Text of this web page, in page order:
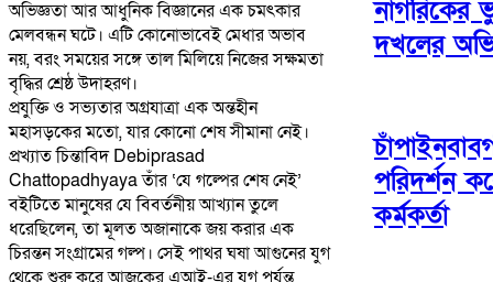
অভিজ্ঞতা আর আধুনিক বিজ্ঞানের এক চমৎকার
মেলবন্ধন ঘটে। এটি কোনোভাবেই মেধার অভাব
নয়, বরং সময়ের সঙ্গে তাল মিলিয়ে নিজের সক্ষমতা
বৃদ্ধির শ্রেষ্ঠ উদাহরণ।
​প্রযুক্তি ও সভ্যতার অগ্রযাত্রা এক অন্তহীন
মহাসড়কের মতো, যার কোনো শেষ সীমানা নেই।
প্রখ্যাত চিন্তাবিদ Debiprasad
Chattopadhyaya তাঁর ‘যে গল্পের শেষ নেই’
বইটিতে মানুষের যে বিবর্তনীয় আখ্যান তুলে
ধরেছিলেন, তা মূলত অজানাকে জয় করার এক
চিরন্তন সংগ্রামের গল্প। সেই পাথর ঘষা আগুনের যুগ
নাগরিকের
দখলের
পরিদর্শন
কর্মকর্তা